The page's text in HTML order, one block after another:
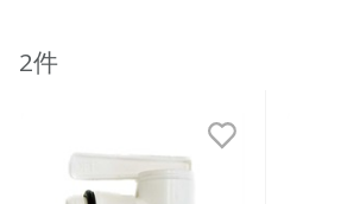
2件
発